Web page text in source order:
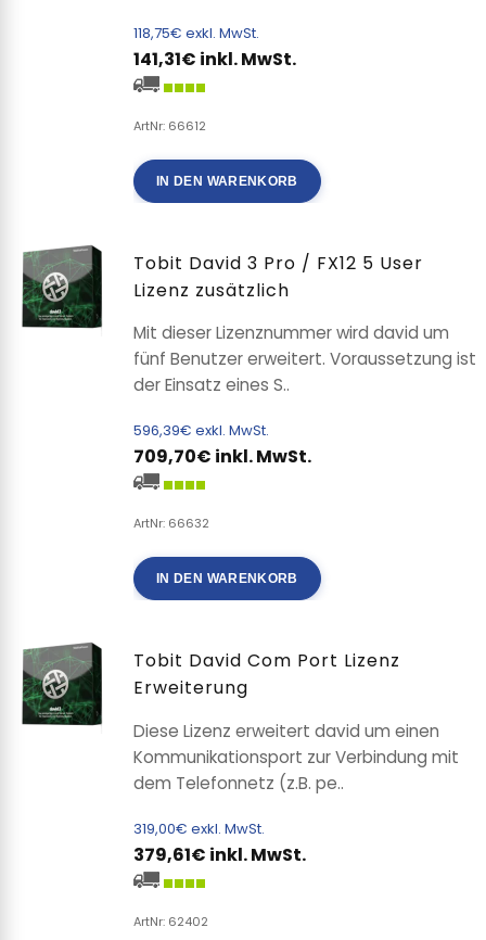
118,75€ exkl. MwSt.
141,31€ inkl. MwSt.
ArtNr: 66612
IN DEN WARENKORB
Tobit David 3 Pro / FX12 5 User
Lizenz zusätzlich
Mit dieser Lizenznummer wird david um
fünf Benutzer erweitert. Voraussetzung ist
der Einsatz eines S..
596,39€ exkl. MwSt.
709,70€ inkl. MwSt.
ArtNr: 66632
IN DEN WARENKORB
Tobit David Com Port Lizenz
Erweiterung
Diese Lizenz erweitert david um einen
Kommunikationsport zur Verbindung mit
dem Telefonnetz (z.B. pe..
319,00€ exkl. MwSt.
379,61€ inkl. MwSt.
ArtNr: 62402